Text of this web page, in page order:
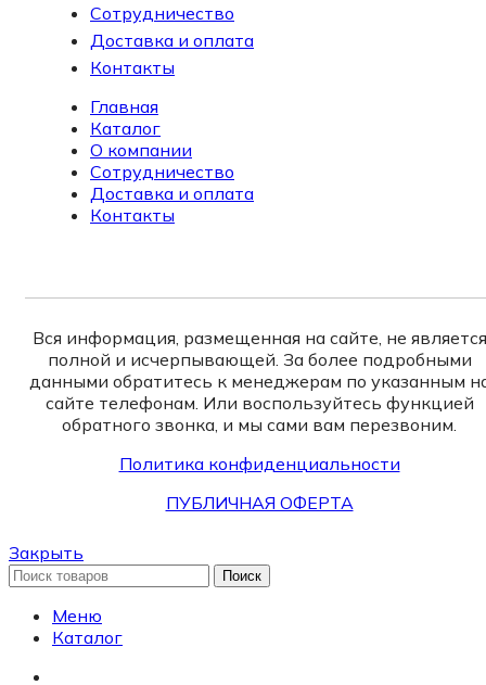
Сотрудничество
Доставка и оплата
Контакты
Главная
Каталог
О компании
Сотрудничество
Доставка и оплата
Контакты
Вся информация, размещенная на сайте, не является
полной и исчерпывающей. За более подробными
данными обратитесь к менеджерам по указанным
сайте телефонам. Или воспользуйтесь функцией
обратного звонка, и мы сами вам перезвоним.
Политика конфиденциальности
ПУБЛИЧНАЯ ОФЕРТА
Закрыть
Поиск
Меню
Каталог